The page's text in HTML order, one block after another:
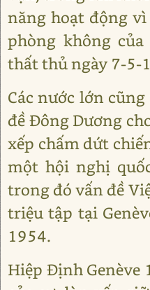
năng hoạt động
phòng không
thất thủ ngày 7-5-
Các nước lớn
đề Đông Dương
xếp chấm dứt
một hội nghị
trong đó vấn đề
triệu tập tại
1954.
Hiệp Định Genève